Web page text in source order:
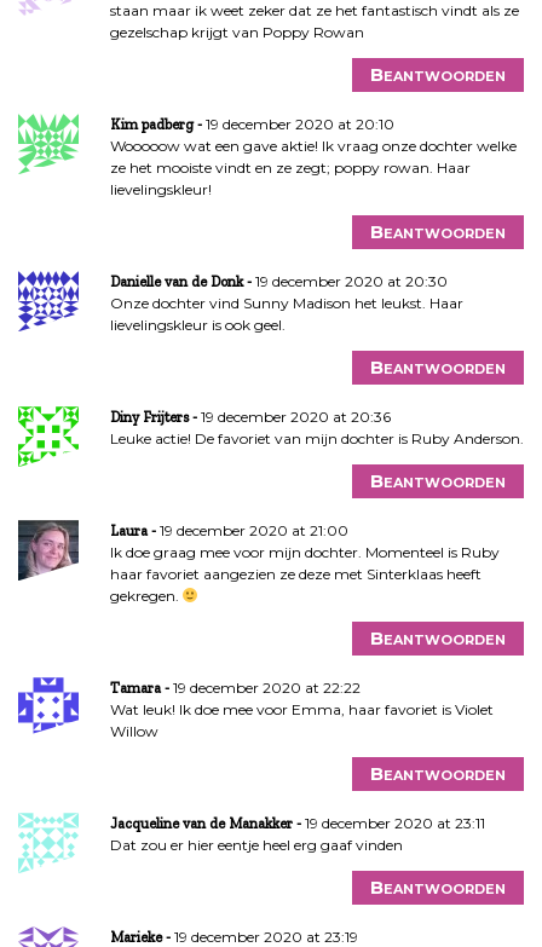
staan maar ik weet zeker dat ze het fantastisch vindt als ze
gezelschap krijgt van Poppy Rowan
Beantwoorden
Kim padberg
19 december 2020 at 20:10
Wooooow wat een gave aktie! Ik vraag onze dochter welke
ze het mooiste vindt en ze zegt; poppy rowan. Haar
lievelingskleur!
Beantwoorden
Danielle van de Donk
19 december 2020 at 20:30
Onze dochter vind Sunny Madison het leukst. Haar
lievelingskleur is ook geel.
Beantwoorden
Diny Frijters
19 december 2020 at 20:36
Leuke actie! De favoriet van mijn dochter is Ruby Anderson.
Beantwoorden
Laura
19 december 2020 at 21:00
Ik doe graag mee voor mijn dochter. Momenteel is Ruby
haar favoriet aangezien ze deze met Sinterklaas heeft
gekregen.
Beantwoorden
Tamara
19 december 2020 at 22:22
Wat leuk! Ik doe mee voor Emma, haar favoriet is Violet
Willow
Beantwoorden
Jacqueline van de Manakker
19 december 2020 at 23:11
Dat zou er hier eentje heel erg gaaf vinden
Beantwoorden
Marieke
19 december 2020 at 23:19